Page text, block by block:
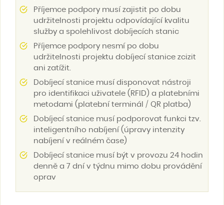
Příjemce podpory musí zajistit po dobu
udržitelnosti projektu odpovídající kvalitu
služby a spolehlivost dobíjecích stanic
Příjemce podpory nesmí po dobu
udržitelnosti projektu dobíjecí stanice zcizit
ani zatížit.
Dobíjecí stanice musí disponovat nástroji
pro identifikaci uživatele (RFID) a platebními
metodami (platební terminál / QR platba)
Dobíjecí stanice musí podporovat funkci tzv.
inteligentního nabíjení (úpravy intenzity
nabíjení v reálném čase)
Dobíjecí stanice musí být v provozu 24 hodin
denně a 7 dní v týdnu mimo dobu provádění
oprav